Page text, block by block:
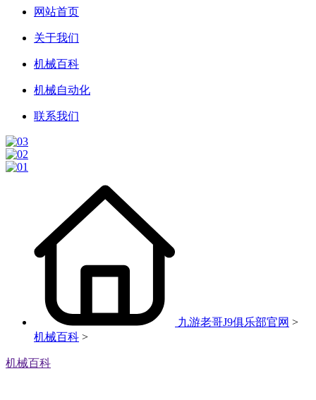
网站首页
关于我们
机械百科
机械自动化
联系我们
九游老哥J9俱乐部官网 >
机械百科 >
机械百科